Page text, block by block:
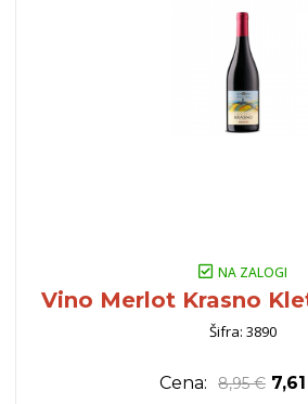
NA ZALOGI
Vino Merlot Krasno
Šifra: 3890
Cena: 8,95 €